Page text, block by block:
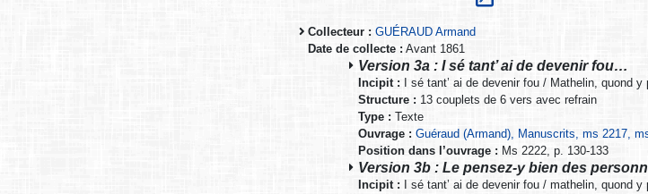
Collecteur : GUÉRAUD Armand
Date de collecte : Avant 1861
Version 3a : I sé tant’ ai de devenir fou…
Incipit :I sé tant’ ai de devenir fou / Mathelin, quond y
Structure : 13 couplets de 6 vers avec refrain
Type : Texte
Ouvrage : Guéraud (Armand), Manuscrits, ms 2217,
Position dans l’ouvrage : Ms 2222, p. 130-133
Version 3b : Le pensez-y bien des
Incipit : I sé tant’ ai de devenir fou / mathelin, quond y